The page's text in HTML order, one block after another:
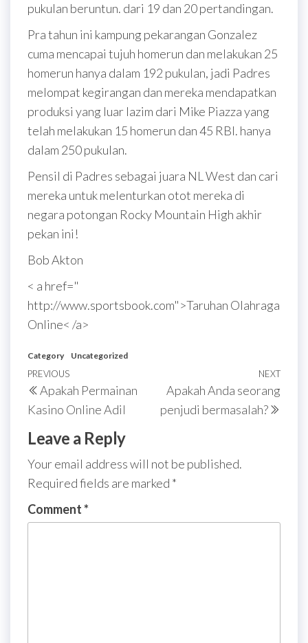
pukulan beruntun. dari 19 dan 20 pertandingan.
Pra tahun ini kampung pekarangan Gonzalez
cuma mencapai tujuh homerun dan melakukan 25
homerun hanya dalam 192 pukulan, jadi Padres
melompat kegirangan dan mereka mendapatkan
produksi yang luar lazim dari Mike Piazza yang
telah melakukan 15 homerun dan 45 RBI. hanya
dalam 250 pukulan.
Pensil di Padres sebagai juara NL West dan cari
mereka untuk melenturkan otot mereka di
negara potongan Rocky Mountain High akhir
pekan ini!
Bob Akton
< a href="
http://www.sportsbook.com">Taruhan Olahraga
Online< /a>
Category Uncategorized
Post
navigation
Previous
Post
PREVIOUS
Apakah Permainan
Kasino Online Adil
Next
NEXT
Apakah Anda seorang
penjudi bermasalah?
Leave a Reply
Your email address will not be published.
Required fields are marked *
Comment*